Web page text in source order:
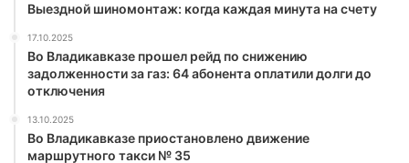
Выездной шиномонтаж: когда каждая минута на счету
17.10.2025
Во Владикавказе прошел рейд по снижению
задолженности за газ: 64 абонента оплатили долги до
отключения
13.10.2025
Во Владикавказе приостановлено движение
маршрутного такси № 35